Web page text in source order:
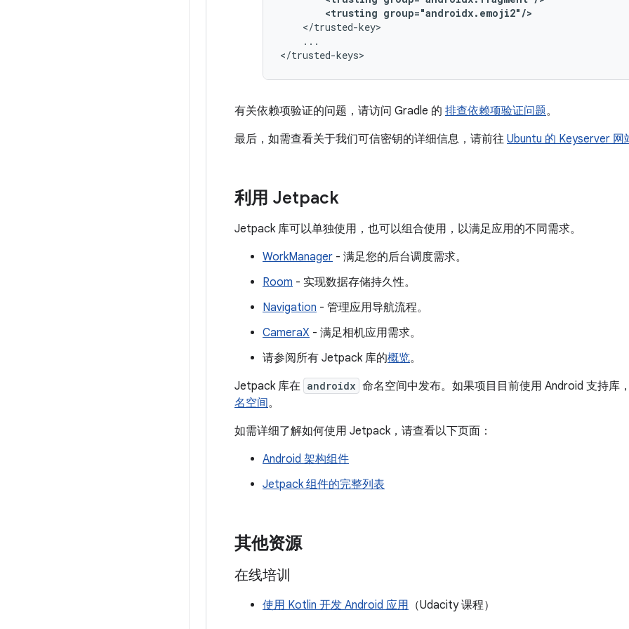
<trusting group="androidx.emoji2"/>
...
有关依赖项验证的问题，请访问 Gradle 的 排查依赖项验证问题。
最后，如需查看关于我们可信密钥的详细信息，请前往 Ubuntu 的 Keyserver 网
利用 Jetpack
Jetpack 库可以单独使用，也可以组合使用，以满足应用的不同需求。
WorkManager - 满足您的后台调度需求。
Room - 实现数据存储持久性。
Navigation - 管理应用导航流程。
CameraX - 满足相机应用需求。
请参阅所有 Jetpack 库的概览。
Jetpack 库在 androidx 命名空间中发布。如果项目目前使用 Android 支持库
名空间。
如需详细了解如何使用 Jetpack，请查看以下页面：
Android 架构组件
Jetpack 组件的完整列表
其他资源
在线培训
使用 Kotlin 开发 Android 应用 （Udacity 课程）